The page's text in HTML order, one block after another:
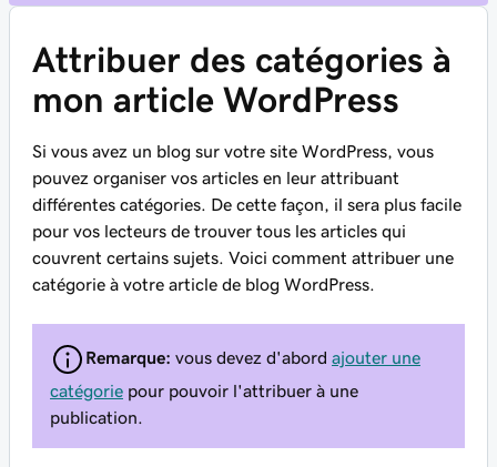
Attribuer des catégories à
mon article WordPress
Si vous avez un blog sur votre site WordPress, vous
pouvez organiser vos articles en leur attribuant
différentes catégories. De cette façon, il sera plus facile
pour vos lecteurs de trouver tous les articles qui
couvrent certains sujets. Voici comment attribuer une
catégorie à votre article de blog WordPress.
Remarque: vous devez d'abord ajouter une
catégorie pour pouvoir l'attribuer à une
publication.